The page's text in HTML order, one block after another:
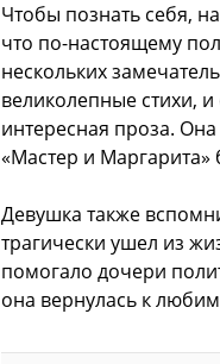
Чтобы познать себя,
что по-настоящему
нескольких
великолепные стихи,
интересная проза.
«Мастер и
Девушка также
трагически ушел из
помогало дочери
она вернулась к